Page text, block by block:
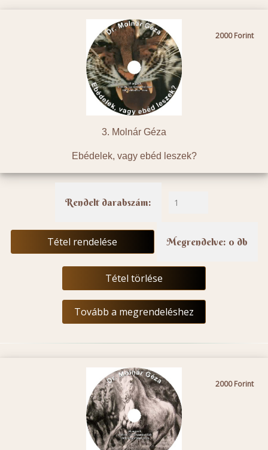
3. Molnár Géza
Ebédelek, vagy ebéd leszek?
2000
Rendelt darabszám:
Tétel rendelése Megrendelve: 0 db
Tétel törlése
Tovább a megrendeléshez
2000